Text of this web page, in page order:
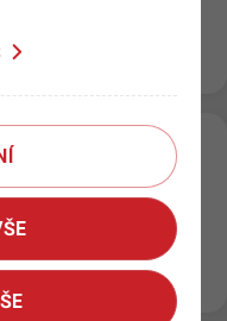
Hlavní nádraží
na Hlavním nádraží
systému. Z tohoto